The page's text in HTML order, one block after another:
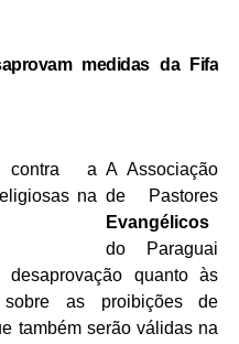
medidas da Fifa
A Associação
de Pastores
Evangélicos
do Paraguai
quanto às
as proibições de
também serão válidas na